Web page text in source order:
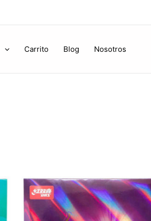
Carrito Blog Nosotros